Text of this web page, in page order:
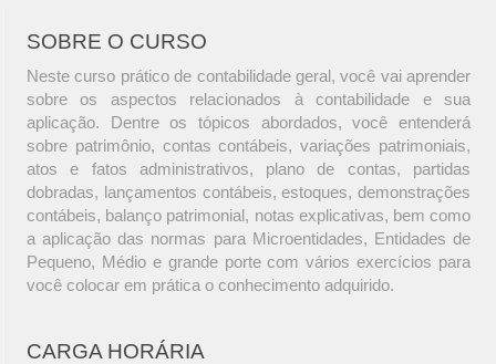
SOBRE O CURSO
Neste curso prático de contabilidade geral, você vai aprender
sobre os aspectos relacionados à contabilidade e sua
aplicação. Dentre os tópicos abordados, você entenderá
sobre patrimônio, contas contábeis, variações patrimoniais,
atos e fatos administrativos, plano de contas, partidas
dobradas, lançamentos contábeis, estoques, demonstrações
contábeis, balanço patrimonial, notas explicativas, bem como
a aplicação das normas para Microentidades, Entidades de
Pequeno, Médio e grande porte com vários exercícios para
você colocar em prática o conhecimento adquirido.
CARGA HORÁRIA